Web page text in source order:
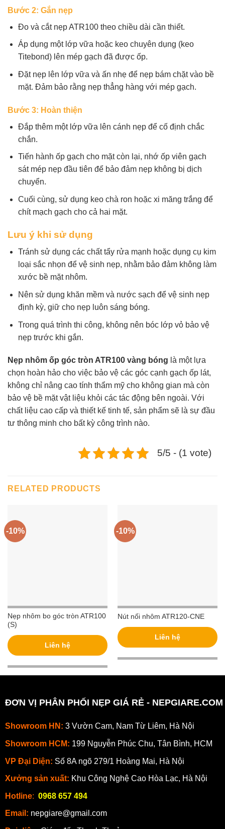
Bước 2: Gắn nẹp
Đo và cắt nẹp ATR100 theo chiều dài cần thiết.
Áp dụng một lớp vữa hoặc keo chuyên dụng (keo
Titebond) lên mép gạch đã được ốp.
Đặt nẹp lên lớp vữa và ấn nhẹ để nẹp bám chặt vào bề
mặt. Đảm bảo rằng nẹp thẳng hàng với mép gạch.
Bước 3: Hoàn thiện
Đắp thêm một lớp vữa lên cánh nẹp để cố định chắc
chắn.
Tiến hành ốp gạch cho mặt còn lại, nhớ ốp viên gạch
sát mép nẹp đầu tiên để bảo đảm nẹp không bị dịch
chuyển.
Cuối cùng, sử dụng keo chà ron hoặc xi măng trắng để
chít mạch gạch cho cả hai mặt.
Lưu ý khi sử dụng
Tránh sử dụng các chất tẩy rửa mạnh hoặc dụng cụ kim
loại sắc nhọn để vệ sinh nẹp, nhằm bảo đảm không làm
xước bề mặt nhôm.
Nên sử dụng khăn mềm và nước sạch để vệ sinh nẹp
định kỳ, giữ cho nẹp luôn sáng bóng.
Trong quá trình thi công, không nên bóc lớp vỏ bảo vệ
nẹp trước khi gắn.
Nẹp nhôm ốp góc tròn ATR100 vàng bóng là một lựa
chọn hoàn hảo cho việc bảo vệ các góc cạnh gạch ốp lát,
không chỉ nâng cao tính thẩm mỹ cho không gian mà còn
bảo vệ bề mặt vật liệu khỏi các tác động bên ngoài. Với
chất liệu cao cấp và thiết kế tinh tế, sản phẩm sẽ là sự đầu
tư thông minh cho bất kỳ công trình nào.
5/5 - (1 vote)
RELATED PRODUCTS
-10%
Nẹp nhôm bo góc tròn ATR100
(S)
Liên hệ
-10%
Nút nối nhôm ATR120-CNE
Liên hệ
ĐƠN VỊ PHÂN PHỐI NẸP GIÁ RẺ - NEPGIARE.COM
Showroom HN: 3 Vườn Cam, Nam Từ Liêm, Hà Nội
Showroom HCM: 199 Nguyễn Phúc Chu, Tân Bình, HCM
VP Đại Diện: Số 8A ngõ 279/1 Hoàng Mai, Hà Nội
Xưởng sản xuất: Khu Công Nghệ Cao Hòa Lạc, Hà Nội
Hotline: 0968 657 494
Email: nepgiare@gmail.com